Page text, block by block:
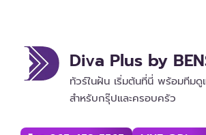
Diva Plus by
ทัวร์ในฝัน เริ่มต้นที่นี่ พร้อมทีมดู
สำหรับกรุ๊ปและครอบครัว